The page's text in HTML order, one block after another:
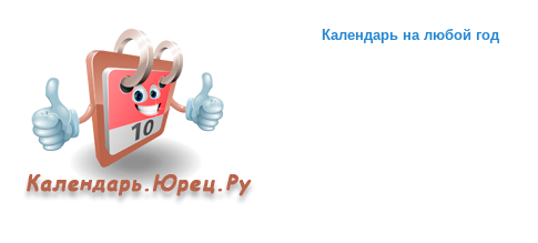
Календарь на любой год